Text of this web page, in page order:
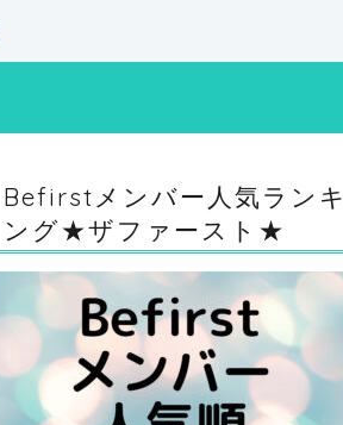
Befirstメンバー人気ランキ
ング★ザファースト★